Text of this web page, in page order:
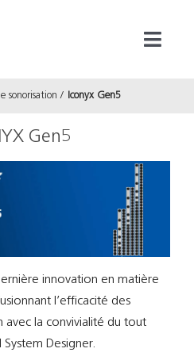
sonorisation Iconyx Gen5
Gen5
innovation en matière
l’efficacité des
la convivialité du tout
Designer.